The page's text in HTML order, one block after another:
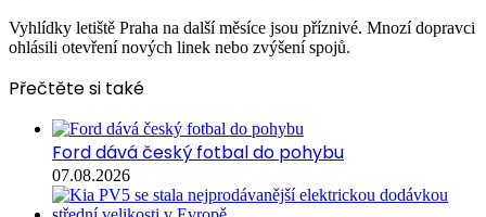
Vyhlídky letiště Praha na další měsíce jsou příznivé. Mnozí dopravci
ohlásili otevření nových linek nebo zvýšení spojů.
Přečtěte si také
Ford dává český fotbal do pohybu
07.08.2026